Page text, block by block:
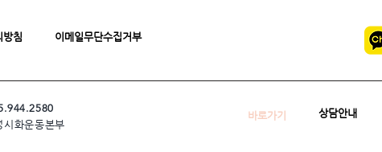
방침 이메일무단수집거부
화운동본부
바로가기 상담안내